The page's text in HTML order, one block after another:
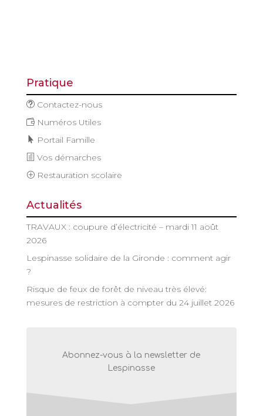
Pratique
Contactez-nous
Numéros Utiles
Portail Famille
Vos démarches
Restauration scolaire
Actualités
TRAVAUX : coupure d’électricité – mardi 11 août
2026
Lespinasse solidaire de la Gironde : comment agir
?
Risque de feux de forêt de niveau très élevé:
mesures de restriction à compter du 24 juillet 2026
Abonnez-vous à la newsletter de
Lespinasse